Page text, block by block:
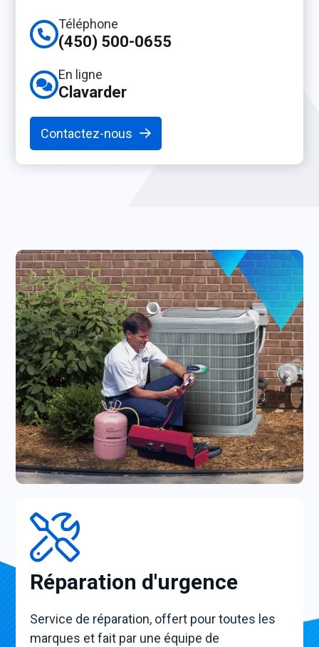
Téléphone
(450) 500-0655
En ligne
Clavarder
Contactez-nous
Réparation d'urgence
Service de réparation, offert pour toutes les
marques et fait par une équipe de